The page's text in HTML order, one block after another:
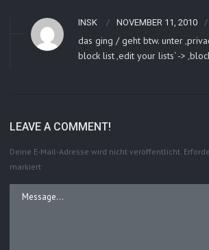
INSK NOVEMBER 11, 2010
das ging / geht btw. unter
block list ‚edit your lists‘ ->
LEAVE A COMMENT!
Deine E-Mail-Adresse wird nicht veröffentlicht.
markiert